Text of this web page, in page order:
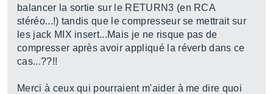
balancer la sortie sur le RETURN3 (en RCA
stéréo...!) tandis que le compresseur se mettrait sur
les jack MIX insert...Mais je ne risque pas de
compresser après avoir appliqué la réverb dans ce
cas...??!!
Merci à ceux qui pourraient m'aider à me dire quoi